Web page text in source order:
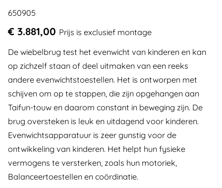
650905
€ 3.881,00 Prijs is exclusief montage
De wiebelbrug test het evenwicht van kinderen en kan
op zichzelf staan of deel uitmaken van een reeks
andere evenwichtstoestellen. Het is ontworpen met
schijven om op te stappen, die zijn opgehangen aan
Taifun-touw en daarom constant in beweging zijn. De
brug oversteken is leuk en uitdagend voor kinderen.
Evenwichtsapparatuur is zeer gunstig voor de
ontwikkeling van kinderen. Het helpt hun fysieke
vermogens te versterken, zoals hun motoriek,
Balanceertoestellen en coördinatie.